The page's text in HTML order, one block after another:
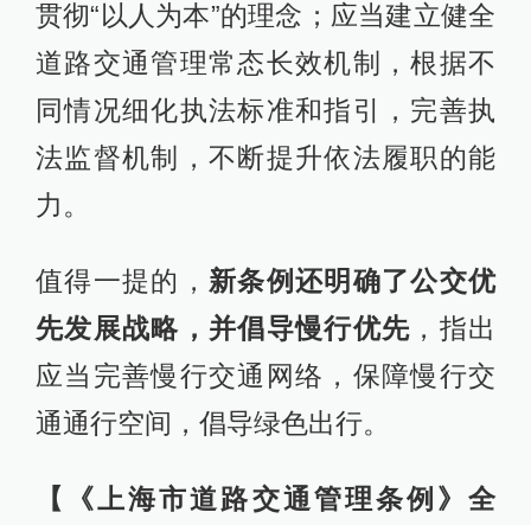
贯彻“以人为本”的理念；应当建立健全
道路交通管理常态长效机制，根据不
同情况细化执法标准和指引，完善执
法监督机制，不断提升依法履职的能
力。
值得一提的， 新条例还明确了公交优
先发展战略，并倡导慢行优先 ，指出
应当完善慢行交通网络，保障慢行交
通通行空间，倡导绿色出行。
【《上海市道路交通管理条例》全